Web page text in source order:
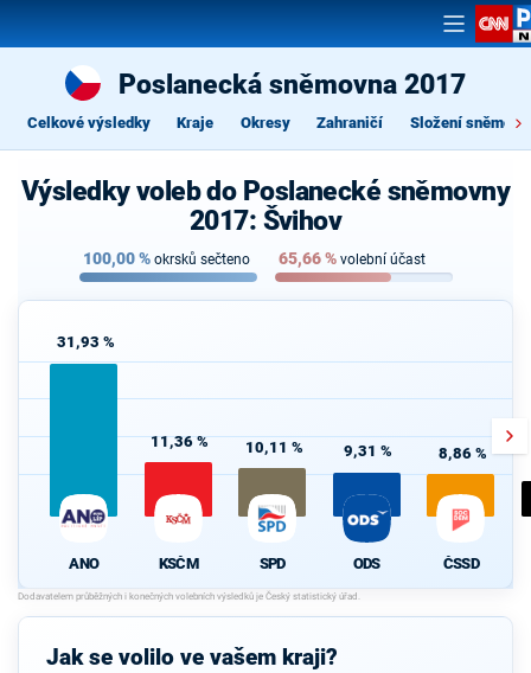
Poslanecká sněmovna 2017
Celkové výsledky Kraje Okresy Zahraničí Složení
Výsledky voleb do Poslanecké sněmovny
2017: Švihov
100,00% okrsků sečteno 65,66% volební účast
31,93 %
ANO
11,36 %
KSČM
10,11 %
SPD
9,31 %
ODS
8,86 %
ČSSD
Jak se volilo ve vašem kraji?